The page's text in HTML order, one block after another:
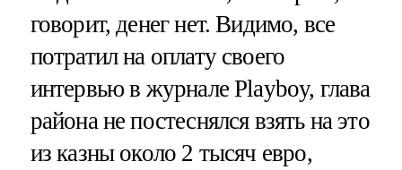
говорит, денег нет. Видимо, все
потратил на оплату своего
интервью в журнале Playboy, глава
района не постеснялся взять на это
из казны около 2 тысяч евро,